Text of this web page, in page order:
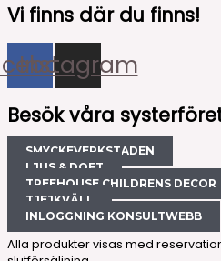
Vi finns där du finns!
Instagram
Besök våra
SMYCKEVERKSTADEN
LJUS & DOFT
TREEHOUSE CHILDRENS DECOR
TJEJKVÄLL
INLOGGNING KONSULTWEBB
Alla produkter visas med